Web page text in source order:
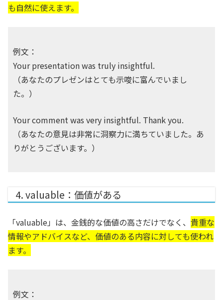
も自然に使えます。
例文：
Your presentation was truly insightful.
（あなたのプレゼンはとても示唆に富んでいまし
た。）
Your comment was very insightful. Thank you.
（あなたの意見は非常に洞察力に満ちていました。あ
りがとうございます。）
4. valuable：価値がある
「valuable」は、金銭的な価値の高さだけでなく、 貴重な
情報やアドバイスなど、価値のある内容に対しても使われ
ます。
例文：